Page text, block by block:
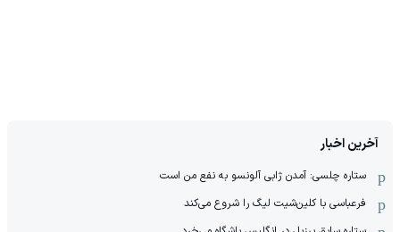
آخرین اخبار
ستاره چلسی: آمدن ژابی آلونسو به نفع من است
فرعباسی با کلین‌شیت لیگ را شروع می‌کند